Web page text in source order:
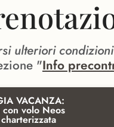
ulteriori
"Info
VACANZA:
volo Neos